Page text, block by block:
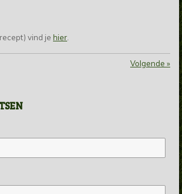
vind je hier.
Volgende »